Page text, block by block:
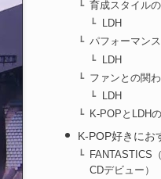
育成スタイル
LDH
パフォーマン
LDH
ファンとの関
LDH
K-POPとLDH
K-POP好きにお
FANTASTICS
CDデビュー）